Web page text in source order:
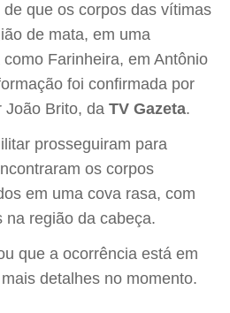
que os corpos das vítimas
de mata, em uma
Farinheira, em Antônio
foi confirmada por
João Brito, da TV Gazeta.
prosseguiram para
os corpos
em uma cova rasa, com
na região da cabeça.
que a ocorrência está em
detalhes no momento.